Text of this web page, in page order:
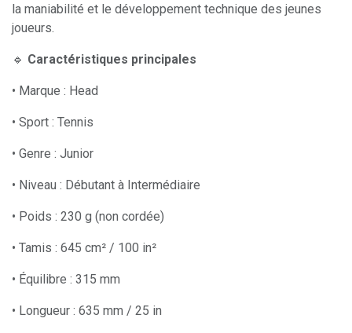
la maniabilité et le développement technique des jeunes
joueurs.
🔹 Caractéristiques principales
• Marque : Head
• Sport : Tennis
• Genre : Junior
• Niveau : Débutant à Intermédiaire
• Poids : 230 g (non cordée)
• Tamis : 645 cm² / 100 in²
• Équilibre : 315 mm
• Longueur : 635 mm / 25 in